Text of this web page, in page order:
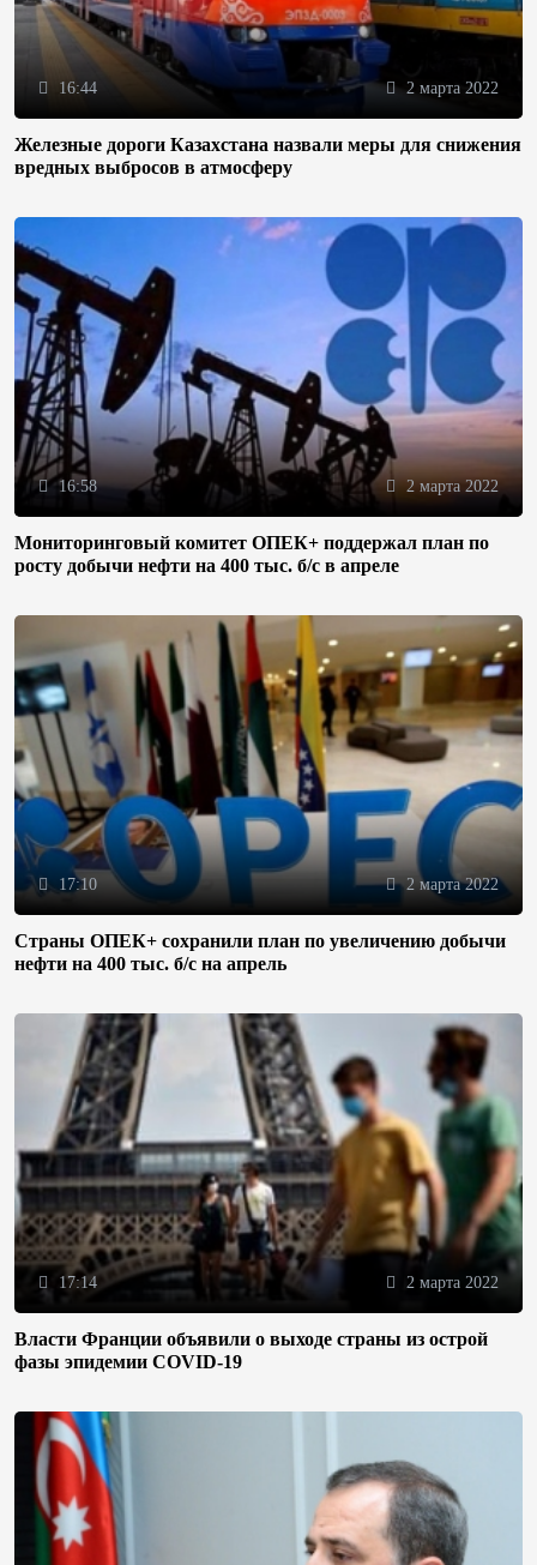
16:44 2 марта 2022
Железные дороги Казахстана назвали меры для снижения
вредных выбросов в атмосферу
16:58 2 марта 2022
Мониторинговый комитет ОПЕК+ поддержал план по
росту добычи нефти на 400 тыс. б/с в апреле
17:10 2 марта 2022
Страны ОПЕК+ сохранили план по увеличению добычи
нефти на 400 тыс. б/с на апрель
17:14 2 марта 2022
Власти Франции объявили о выходе страны из острой
фазы эпидемии COVID-19